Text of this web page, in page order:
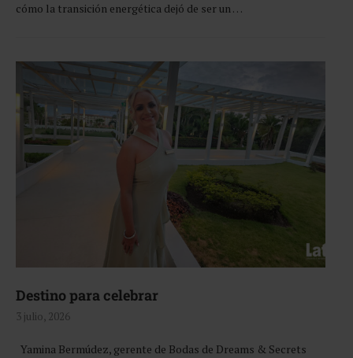
cómo la transición energética dejó de ser un …
Destino para celebrar
3 julio, 2026
Yamina Bermúdez, gerente de Bodas de Dreams & Secrets